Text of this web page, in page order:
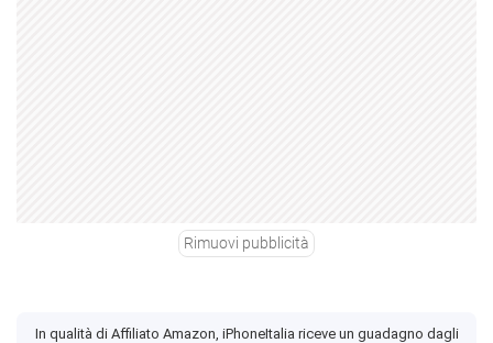
Rimuovi pubblicità
In qualità di Affiliato Amazon, iPhoneItalia riceve un guadagno dagli